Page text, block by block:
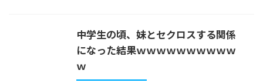
中学生の頃、妹とセクロスする関係
になった結果ｗｗｗｗｗｗｗｗｗｗ
ｗ